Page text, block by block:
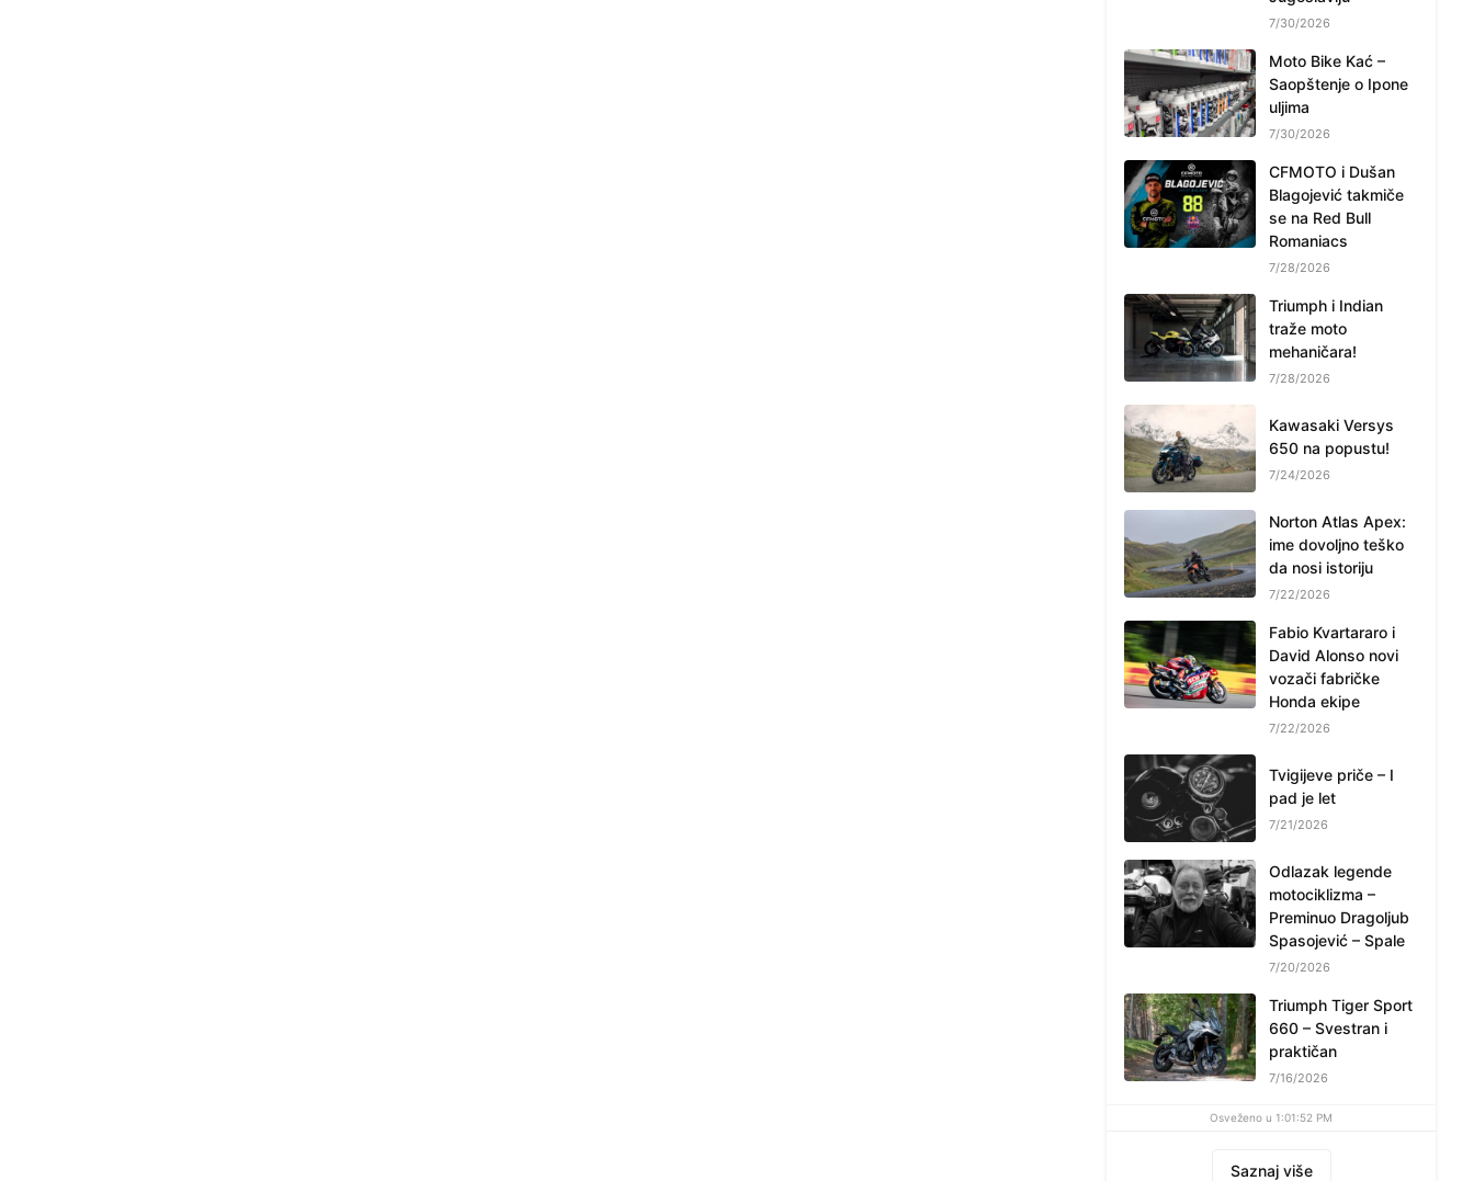
7/30/2026
Moto Bike Kać –
Saopštenje o Ipone
uljima
7/30/2026
CFMOTO i Dušan
Blagojević takmiče
se na Red Bull
Romaniacs
7/28/2026
Triumph i Indian
traže moto
mehaničara!
7/28/2026
Kawasaki Versys
650 na popustu!
7/24/2026
Norton Atlas Apex:
ime dovoljno teško
da nosi istoriju
7/22/2026
Fabio Kvartararo i
David Alonso novi
vozači fabričke
Honda ekipe
7/22/2026
Tvigijeve priče – I
pad je let
7/21/2026
Odlazak legende
motociklizma –
Preminuo Dragoljub
Spasojević – Spale
7/20/2026
Triumph Tiger Sport
660 – Svestran i
praktičan
7/16/2026
Osveženo u 1:01:52 PM
Saznaj više